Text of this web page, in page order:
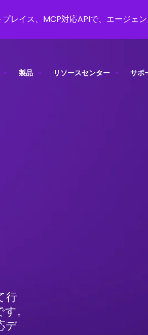
レイス、MCP対応APIで、エージェ
製品 リソースセンター サポ
行
。
デ